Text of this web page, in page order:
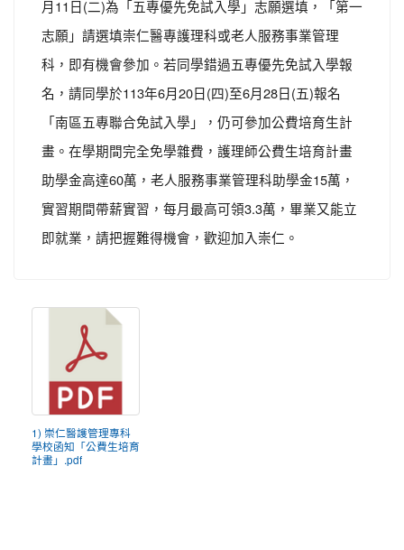
月11日(二)為「五專優先免試入學」志願選填，「第一
志願」請選填崇仁醫專護理科或老人服務事業管理
科，即有機會參加。若同學錯過五專優先免試入學報
名，請同學於113年6月20日(四)至6月28日(五)報名
「南區五專聯合免試入學」，仍可參加公費培育生計
畫。在學期間完全免學雜費，護理師公費生培育計畫
助學金高達60萬，老人服務事業管理科助學金15萬，
實習期間帶薪實習，每月最高可領3.3萬，畢業又能立
即就業，請把握難得機會，歡迎加入崇仁。
1) 崇仁醫護管理專科
學校函知「公費生培育
計畫」.pdf